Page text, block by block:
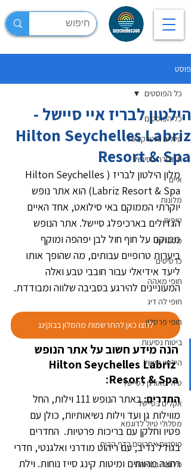
פוסט
כל הפוסטים
טיולים ואטרקציות
תחבורה בסיישל
איים
מלונות
טיפים
מסעדות
כרטיסים
חופי מאהה
חופי לה דיג
חופי פרסלין
ביטוח נסיעות
הילטון סיישל
טיול מאורגן לסיישל
אקלים בסיישל
מסלולי טיול לדוגמא
פוסטים אחרונים בדף הבית
מלונות במאהה
כל הפוסטים
הילטון לבריז איי סיישל -
Hilton Seychelles Labriz
Resort & Spa
מלון הילטון לבריז (Hilton Seychelles
Labriz Resort & Spa) הוא אתר נופש
יוקרתי הממוקם באי סילואט, אחד האיים
הגדולים בארכיפלג סיישל. אתר הנופש
ממוקם על חוף חול לבן יפהפה ומוקף
ביערות טרופיים עבותים, מה שהופך אותו
ליעד אידיאלי עבור חובבי טבע ואלה
המעוניינים להירגע בסביבה שלווה ומבודדת.
לחצו כאן להתרשמות מהמלון בבוקינג
הנה מידע חשוב על אתר הנופש
Hilton Seychelles Labriz
Resort & Spa:
החדרים:
באתר הנופש 111 וילות, החל
מווילות גן ועד וילות נשיאותיות, כולן עם
פטיו וחלקן עם בריכות פרטיות.  החדרים
בגודל נדיב, עם ריהוט מודרני ואלגנטי, חדרי
רחצה מרווחים ומיטות קינג סייז נוחות. וילת